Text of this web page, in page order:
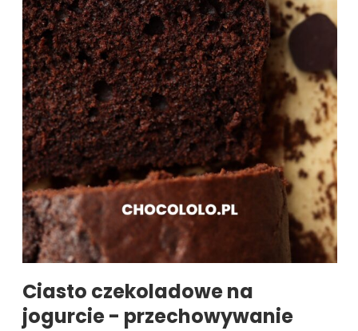
Ciasto czekoladowe na
jogurcie - przechowywanie